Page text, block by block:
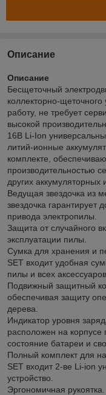
Описание
Описание
Бесщеточный
коллекторно-
работу, не требует
высокой
16В Li-Ion
литий-ионные
комплекте,
производительностью
других аккумуляторных
Ведущая звездочка из
звездочка гарантирует
привода электропилы.
Защита от случайного
эксплуатации пилы.
Сумка для хранения и
SET входит удобная
пилы и всех аксессуаров.
Подвижный защитный
обеспечивая защиту
дерева.
Индикатор уровня
расположен на корпусе
состояние батареи и
Полный комплект для
SET входит 2-ве Li-ion
устройство.
Эргономичная